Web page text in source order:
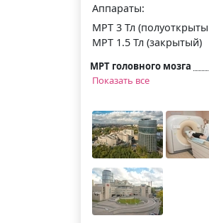
Аппараты:
МРТ 3 Тл
МРТ 1.5 Тл (закрытый)
МРТ головного мозга
Показать все